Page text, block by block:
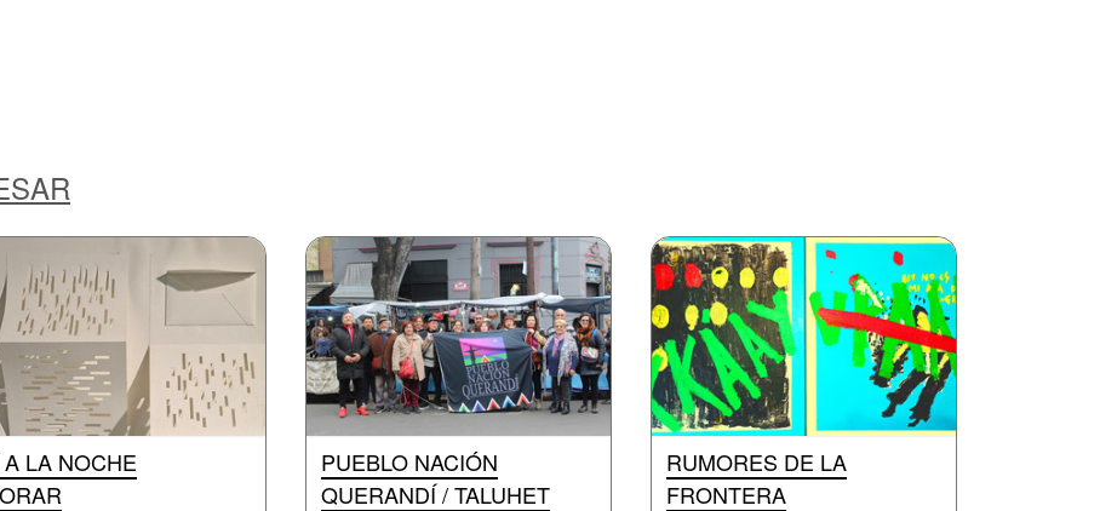
LA NOCHE
PUEBLO NACIÓN
QUERANDÍ / TALUHET
RUMORES DE LA
FRONTERA